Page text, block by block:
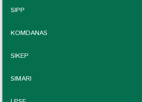
SIPP
KOMDANAS
SIKEP
SIMARI